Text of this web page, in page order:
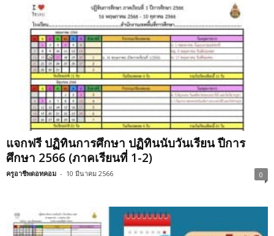
แจกฟรี ปฏิทินการศึกษา ปฏิทินนับวันเรียน ปีการ
ศึกษา 2566 (ภาคเรียนที่ 1-2)
ครูอาชีพดอทคอม - 10 มีนาคม 2566 0